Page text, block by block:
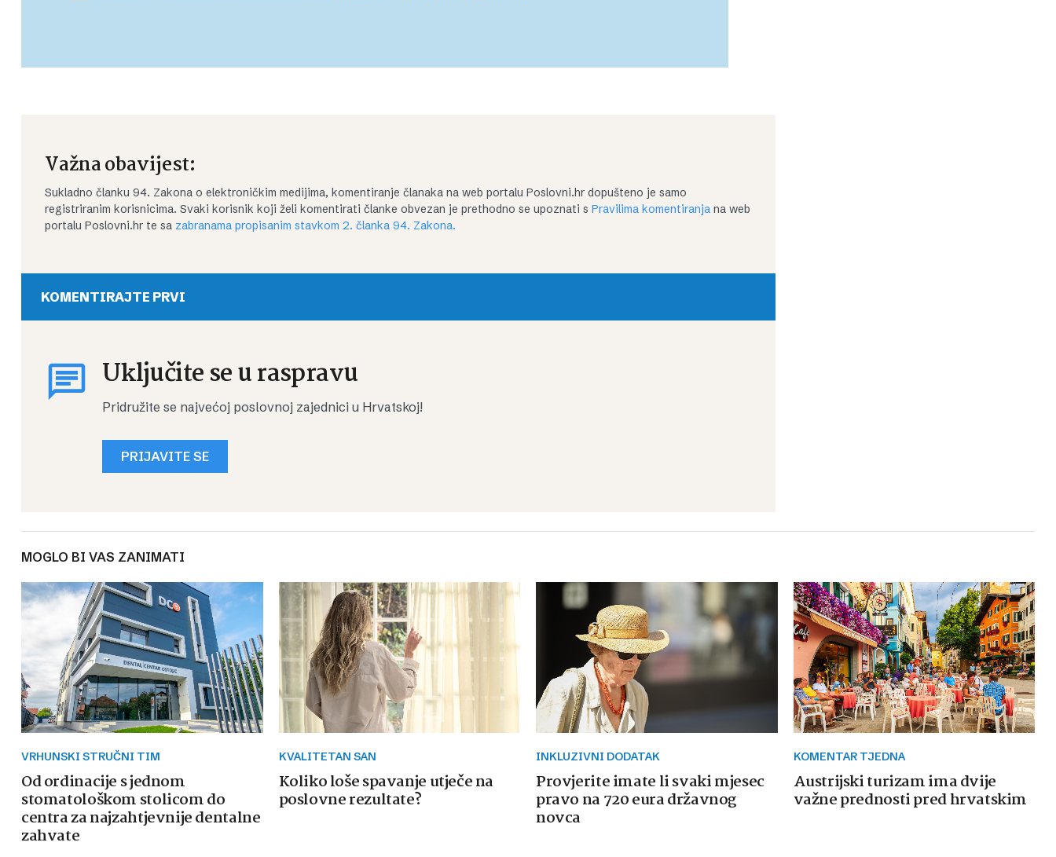
Važna obavijest:
Sukladno članku 94. Zakona o elektroničkim medijima, komentiranje članaka na web portalu Poslovni.hr dopušteno je samo
registriranim korisnicima. Svaki korisnik koji želi komentirati članke obvezan je prethodno se upoznati s Pravilima komentiranja na web
portalu Poslovni.hr te sa zabranama propisanim stavkom 2. članka 94. Zakona.
KOMENTIRAJTE PRVI
Uključite se u raspravu
Pridružite se najvećoj poslovnoj zajednici u Hrvatskoj!
PRIJAVITE SE
MOGLO BI VAS ZANIMATI
VRHUNSKI STRUČNI TIM
Od ordinacije s jednom
stomatološkom stolicom do
centra za najzahtjevnije dentalne
zahvate
KVALITETAN SAN
Koliko loše spavanje utječe na
poslovne rezultate?
INKLUZIVNI DODATAK
Provjerite imate li svaki mjesec
pravo na 720 eura državnog
novca
KOMENTAR TJEDNA
Austrijski turizam ima dvije
važne prednosti pred hrvatskim